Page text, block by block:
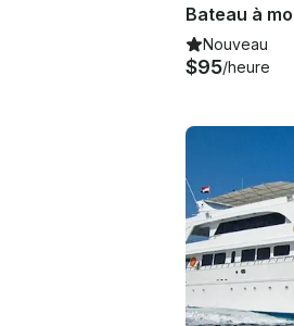
Nouveau
$95/heure